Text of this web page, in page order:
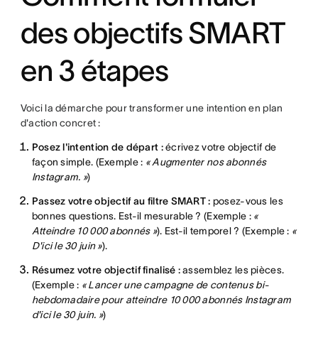
des objectifs SMART
en 3 étapes
Voici la démarche pour transformer une intention en plan
d'action concret :
Posez l'intention de départ :écrivez votre objectif de
façon simple. (Exemple : « Augmenter nos abonnés
Instagram. »)
Passez votre objectif au filtre SMART : posez-vous les
bonnes questions. Est-il mesurable ? (Exemple : «
Atteindre 10 000 abonnés »). Est-il temporel ? (Exemple : «
D'ici le 30 juin »).
Résumez votre objectif finalisé :assemblez les pièces.
(Exemple : « Lancer une campagne de contenus bi-
hebdomadaire pour atteindre 10 000 abonnés Instagram
d'ici le 30 juin. »)